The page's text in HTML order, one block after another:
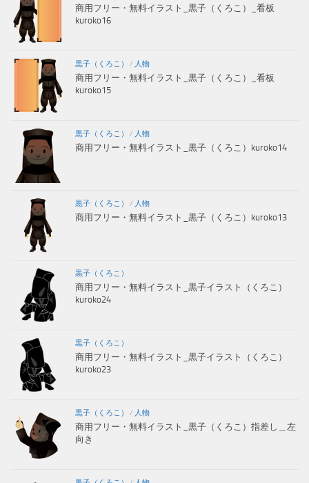
商用フリー・無料イラスト_黒子（くろこ）_看板
kuroko16
黒子（くろこ） / 人物
商用フリー・無料イラスト_黒子（くろこ）_看板
kuroko15
黒子（くろこ） / 人物
商用フリー・無料イラスト_黒子（くろこ）kuroko14
黒子（くろこ） / 人物
商用フリー・無料イラスト_黒子（くろこ）kuroko13
黒子（くろこ）
商用フリー・無料イラスト_黒子イラスト（くろこ）
kuroko24
黒子（くろこ）
商用フリー・無料イラスト_黒子イラスト（くろこ）
kuroko23
黒子（くろこ） / 人物
商用フリー・無料イラスト_黒子（くろこ）指差し＿左
向き